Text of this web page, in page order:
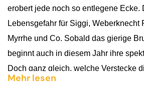
Mehr lesen
erobert jede noch so entlegene Ecke.
Lebensgefahr für Siggi, Weberknecht
Myrrhe und Co. Sobald das gierige
beginnt auch in diesem Jahr ihre
Doch ganz gleich, welche Verstecke
überlegen – keines passt für alle. Und